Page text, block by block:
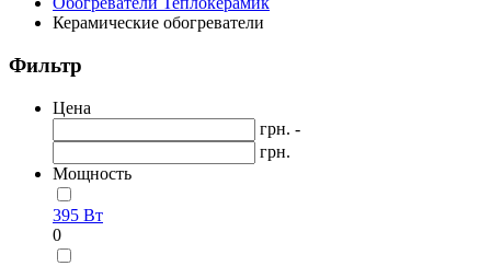
Керамические обогреватели
Фильтр
Цена
грн. -
грн.
Мощность
395 Вт
0